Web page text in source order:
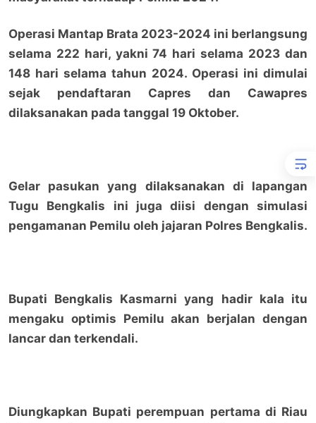
Operasi Mantap Brata 2023-2024 ini berlangsung
selama 222 hari, yakni 74 hari selama 2023 dan
148 hari selama tahun 2024. Operasi ini dimulai
sejak pendaftaran Capres dan Cawapres
dilaksanakan pada tanggal 19 Oktober.
Gelar pasukan yang dilaksanakan di lapangan
Tugu Bengkalis ini juga diisi dengan simulasi
pengamanan Pemilu oleh jajaran Polres Bengkalis.
Bupati Bengkalis Kasmarni yang hadir kala itu
mengaku optimis Pemilu akan berjalan dengan
lancar dan terkendali.
Diungkapkan Bupati perempuan pertama di Riau